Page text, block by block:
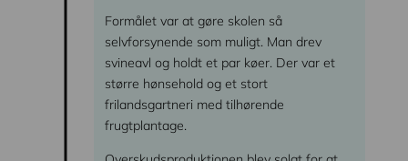
Formålet var at gøre skolen så
selvforsynende som muligt. Man drev
svineavl og holdt et par køer. Der var et
større hønsehold og et stort
frilandsgartneri med tilhørende
frugtplantage.